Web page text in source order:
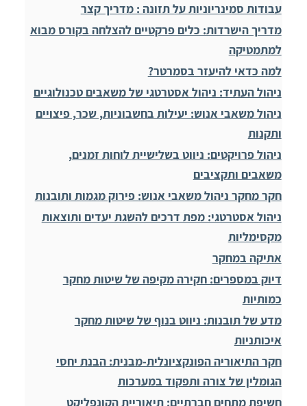
עבודות סמינריוניות על תזונה : מדריך קצר
מדריך הישרדות: כלים פרקטיים להצלחה בקורס מבוא
למתמטיקה
למה כדאי להיעזר בסמרטר?
ניהול העתיד: ניהול אסטרטגי של משאבים טכנולוגיים
ניהול משאבי אנוש: יעילות בחשבוניות, שכר, פיצויים
ותקנות
ניהול פרויקטים: ניווט בשלישיית לוחות זמנים,
משאבים ותקציבים
חקר מחקר ניהול משאבי אנוש: פירוק מגמות ותובנות
ניהול אסטרטגי: מפת דרכים להשגת יעדים ותוצאות
מקסימליות
אתיקה במחקר
דיוק במספרים: חקירה מקיפה של שיטות מחקר
כמותיות
מדע של תובנות: ניווט בנוף של שיטות מחקר
איכותניות
חקר התיאוריה הפונקציונלית-מבנית: הבנת יחסי
הגומלין של צורה ותפקוד במערכות
חשיפת מתחים חברתיים: תיאוריית הקונפליקט